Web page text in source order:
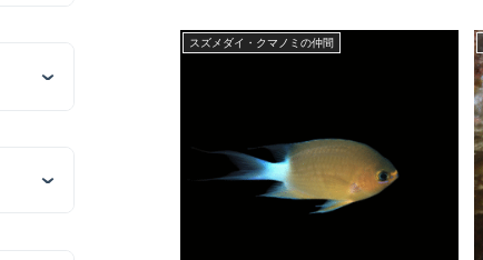
スズメダイ・クマノミの仲間